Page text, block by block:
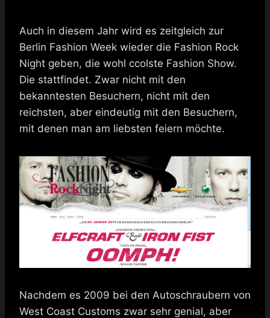
Auch in diesem Jahr wird es zeitgleich zur
Berlin Fashion Week wieder die Fashion Rock
Night geben, die wohl ccolste Fashion Show.
Die stattfindet. Zwar nicht mit den
bekanntesten Besuchern, nicht mit den
reichsten, aber eindeutig mit den Besuchern,
mit denen man am liebsten feiern möchte.
Nachdem es 2009 bei den Autoschraubern von
West Coast Customs zwar sehr genial, aber